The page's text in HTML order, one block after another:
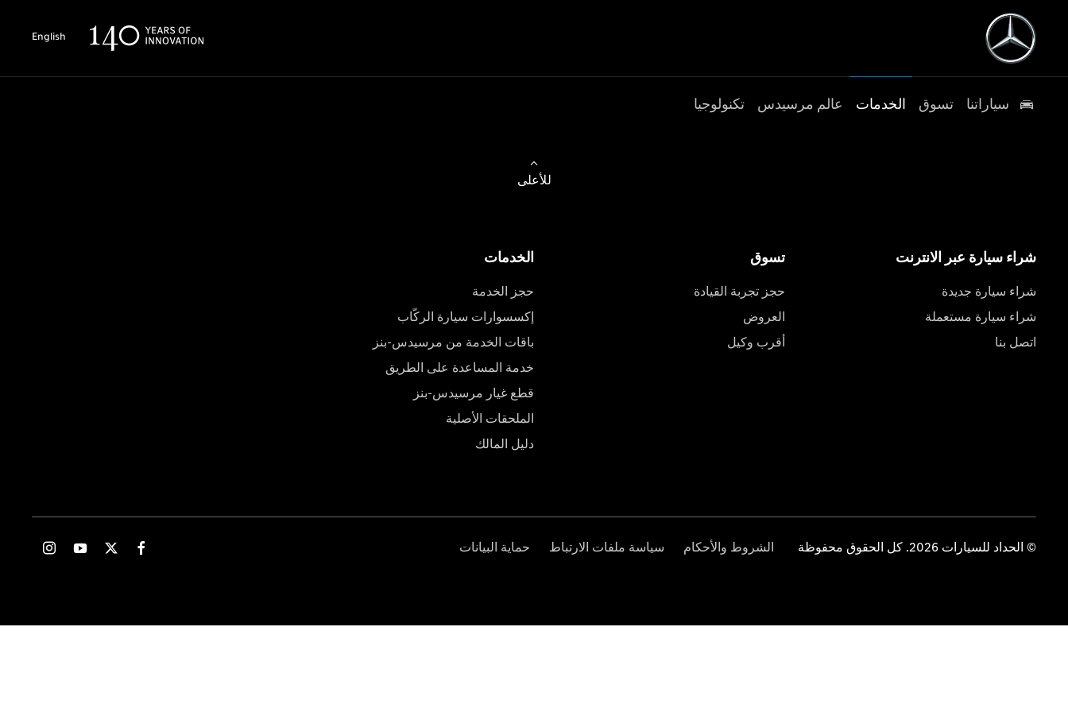
English
سياراتنا تسوق الخدمات عالم مرسيدس تكنولوجيا
للأعلى
شراء سيارة عبر الانترنت
شراء سيارة جديدة
شراء سيارة مستعملة
اتصل بنا
تسوق
حجز تجربة القيادة
العروض
أقرب وكيل
الخدمات
حجز الخدمة
إكسسوارات سيارة الركّاب
باقات الخدمة من مرسيدس-بنز
خدمة المساعدة على الطريق
قطع غيار مرسيدس-بنز
الملحقات الأصلية
دليل المالك
© الحداد للسيارات 2026. كل الحقوق محفوظة الشروط والأحكام سياسة ملفات الارتباط حماية البيانات